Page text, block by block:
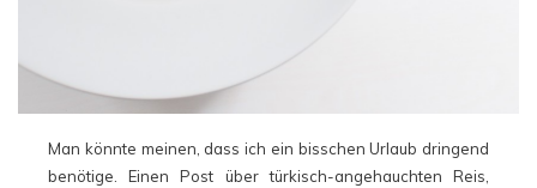
Man könnte meinen, dass ich ein bisschen Urlaub dringend
benötige. Einen Post über türkisch-angehauchten Reis,